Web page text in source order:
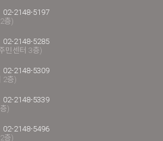
02-2148-5197
층)
02-2148-5285
민센터 3층)
02-2148-5309
2층)
02-2148-5339
)
02-2148-5496
층)